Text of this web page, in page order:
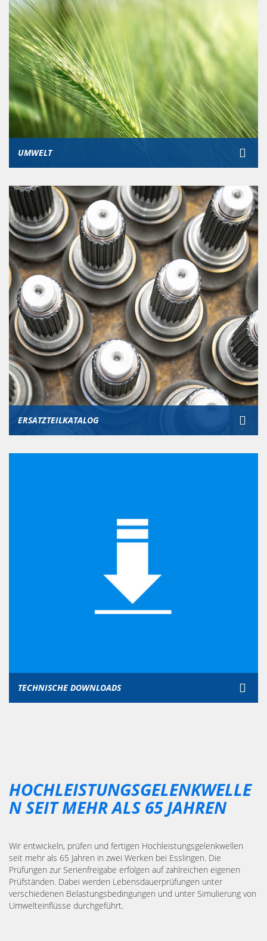
UMWELT
ERSATZTEILKATALOG
TECHNISCHE DOWNLOADS
HOCHLEISTUNGSGELENKWELLE
N SEIT MEHR ALS 65 JAHREN
Wir entwickeln, prüfen und fertigen Hochleistungsgelenkwellen
seit mehr als 65 Jahren in zwei Werken bei Esslingen. Die
Prüfungen zur Serienfreigabe erfolgen auf zahlreichen eigenen
Prüfständen. Dabei werden Lebensdauerprüfungen unter
verschiedenen Belastungsbedingungen und unter Simulierung von
Umwelteinflüsse durchgeführt.